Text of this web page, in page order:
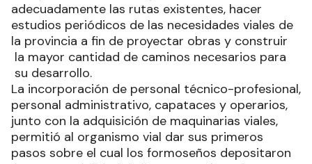
adecuadamente las rutas existentes, hacer
estudios periódicos de las necesidades viales de
la provincia a fin de proyectar obras y construir
la mayor cantidad de caminos necesarios para
su desarrollo.
La incorporación de personal técnico-profesional,
personal administrativo, capataces y operarios,
junto con la adquisición de maquinarias viales,
permitió al organismo vial dar sus primeros
pasos sobre el cual los formoseños depositaron